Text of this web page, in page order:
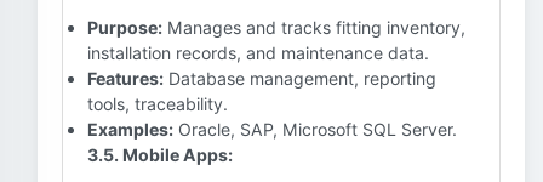
Purpose: Manages and tracks fitting inventory,
installation records, and maintenance data.
Features: Database management, reporting
tools, traceability.
Examples: Oracle, SAP, Microsoft SQL Server.
3.5. Mobile Apps: